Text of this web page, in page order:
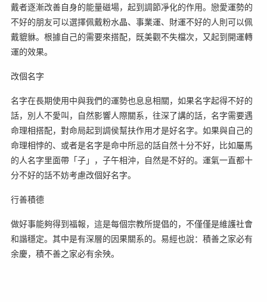
戴者逐漸改善自身的能量磁場，起到調節凈化的作用。戀愛運勢的
不好的朋友可以選擇佩戴粉水晶、事業運、財運不好的人則可以佩
戴貔貅。根據自己的需要來搭配，既美觀不失檔次，又起到開運轉
運的效果。
改個名字
名字在長期使用中與我們的運勢也息息相關，如果名字起得不好的
話，別人不愛叫，自然影響人際關系，往深了講的話，名字需要遇
命理相搭配，對命局起到調侯幫扶作用才是好名字。如果與自己的
命理相悖的、或者是名字是命中所忌的話自然十分不好，比如屬馬
的人名字里面帶「子」，子午相沖，自然是不好的。運氣一直都十
分不好的話不妨考慮改個好名字。
行善積德
做好事能夠得到福報，這是每個宗教所提倡的，不僅僅是維護社會
和諧穩定。其中是有深層的因果關系的。易經也說：積善之家必有
余慶，積不善之家必有余殃。